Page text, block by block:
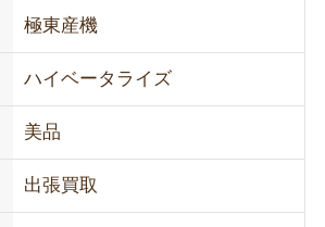
極東産機
ハイベータライズ
美品
出張買取